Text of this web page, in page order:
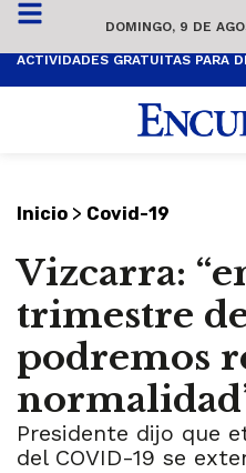
DOMINGO, 9 DE
Inicio > Covid-19
Vizcarra:
trimestre
podremos
Presidente dijo que
del COVID-19 se